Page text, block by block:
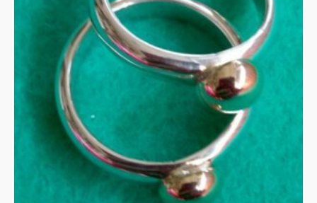
UITVERKOCHT
Gouden blobs op zilveren
band